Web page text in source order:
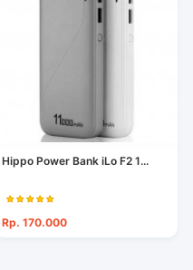
Hippo Power Bank iLo F2 1...
Rp. 170.000